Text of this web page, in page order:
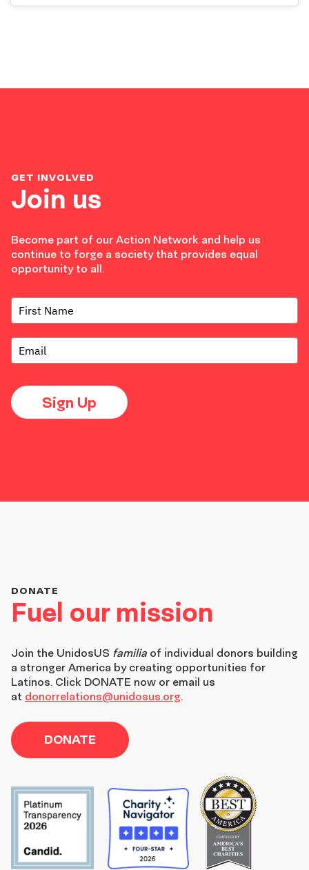
Join us
GET INVOLVED
Become part of our Action Network and help us
continue to forge a society that provides equal
opportunity to all.
Sign Up
Fuel our mission
DONATE
Join the UnidosUS familia of individual donors building
a stronger America by creating opportunities for
Latinos. Click DONATE now or email us
at donorrelations@unidosus.org.
DONATE